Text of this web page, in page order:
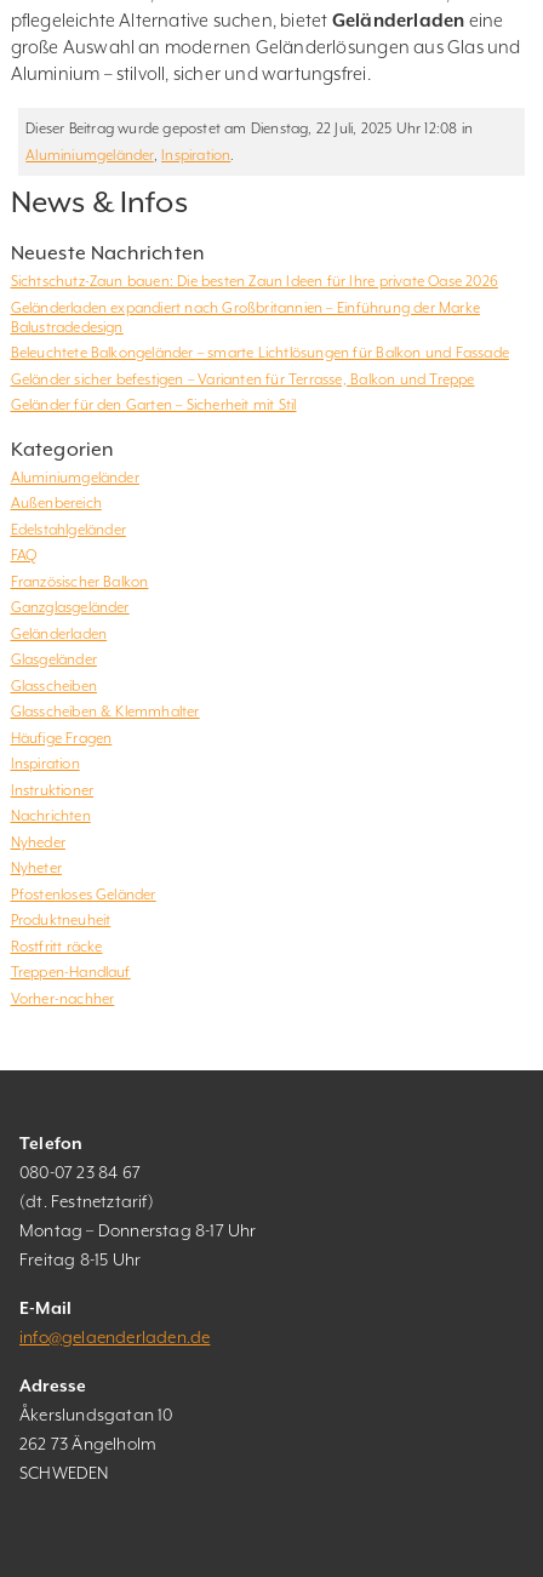
pflegeleichte Alternative suchen, bietet Geländerladen eine
große Auswahl an modernen Geländerlösungen aus Glas und
Aluminium – stilvoll, sicher und wartungsfrei.
Dieser Beitrag wurde gepostet am Dienstag, 22 Juli, 2025 Uhr 12:08 in
Aluminiumgeländer, Inspiration.
News & Infos
Neueste Nachrichten
Sichtschutz-Zaun bauen: Die besten Zaun Ideen für Ihre private Oase 2026
Geländerladen expandiert nach Großbritannien – Einführung der Marke
Balustradedesign
Beleuchtete Balkongeländer – smarte Lichtlösungen für Balkon und Fassade
Geländer sicher befestigen – Varianten für Terrasse, Balkon und Treppe
Geländer für den Garten – Sicherheit mit Stil
Kategorien
Aluminiumgeländer
Außenbereich
Edelstahlgeländer
FAQ
Französischer Balkon
Ganzglasgeländer
Geländerladen
Glasgeländer
Glasscheiben
Glasscheiben & Klemmhalter
Häufige Fragen
Inspiration
Instruktioner
Nachrichten
Nyheder
Nyheter
Pfostenloses Geländer
Produktneuheit
Rostfritt räcke
Treppen-Handlauf
Vorher-nachher
Telefon
080-07 23 84 67
(dt. Festnetztarif)
Montag – Donnerstag 8-17 Uhr
Freitag 8-15 Uhr
E-Mail
info@gelaenderladen.de
Adresse
Åkerslundsgatan 10
262 73 Ängelholm
SCHWEDEN